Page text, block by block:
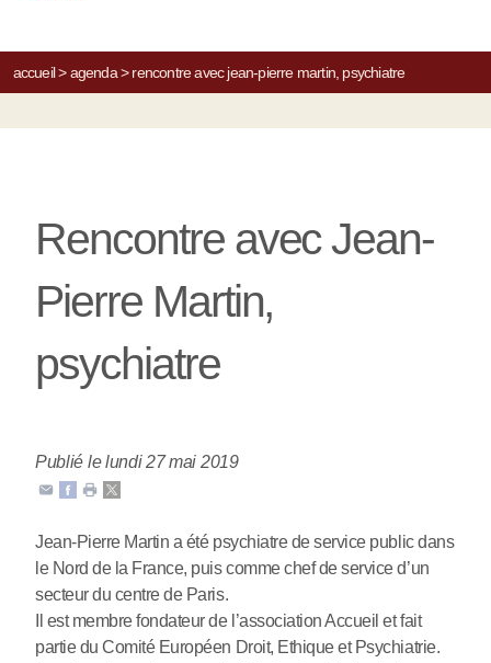
accueil> agenda> rencontre avec jean-pierre martin, psychiatre
Rencontre avec Jean-
Pierre Martin,
psychiatre
Publié le lundi 27 mai 2019
Jean-Pierre Martin a été psychiatre de service public dans
le Nord de la France, puis comme chef de service d’un
secteur du centre de Paris.
Il est membre fondateur de l’association Accueil et fait
partie du Comité Européen Droit, Ethique et Psychiatrie.